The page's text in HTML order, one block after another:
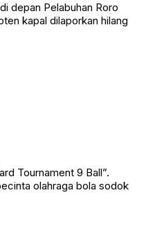
depan Pelabuhan Roro
kapal dilaporkan hilang
Tournament 9 Ball”.
olahraga bola sodok